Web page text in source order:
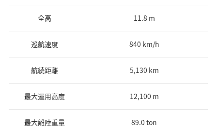
全高 11.8 m
巡航速度 840 km/h
航続距離 5,130 km
最大運用高度 12,100 m
最大離陸重量 89.0 ton